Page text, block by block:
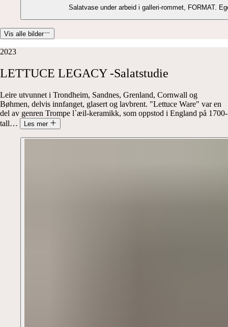
Salatvase under arbeid i galleri-rommet, FORMAT.
Vis alle bilder
2023
LETTUCE LEGACY-Salatstudie
Leire utvunnet i Trondheim, Sandnes, Grenland, Cornwall og
Bøhmen, delvis innfanget, glasert og lavbrent. "Lettuce Ware" var en
del av genren Trompe l`æil-keramikk, som oppstod i England på 1700-
tall… Les mer